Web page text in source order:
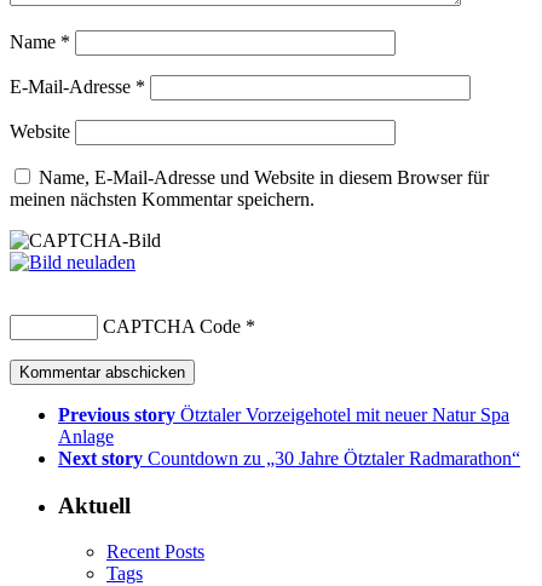
Name *
E-Mail-Adresse *
Website
Name, E-Mail-Adresse und Website in diesem Browser für
meinen nächsten Kommentar speichern.
CAPTCHA Code *
Previous story Ötztaler Vorzeigehotel mit neuer Natur Spa
Anlage
Next story Countdown zu „30 Jahre Ötztaler Radmarathon“
Aktuell
Recent Posts
Tags